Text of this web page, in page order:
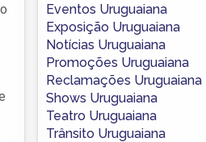
Eventos Uruguaiana
Exposição Uruguaiana
Notícias Uruguaiana
Promoções Uruguaiana
Reclamações Uruguaiana
Shows Uruguaiana
Teatro Uruguaiana
Trânsito Uruguaiana